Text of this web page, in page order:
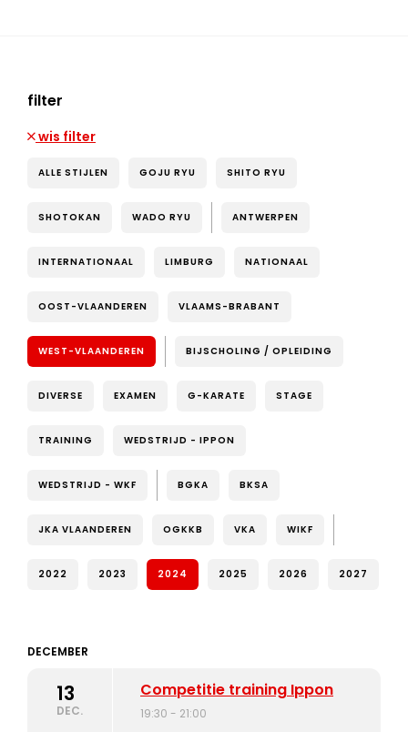
filter
wis filter
ALLE STIJLEN GOJU RYU SHITO RYU
SHOTOKAN WADO RYU ANTWERPEN
INTERNATIONAAL LIMBURG NATIONAAL
OOST-VLAANDEREN VLAAMS-BRABANT
WEST-VLAANDEREN BIJSCHOLING / OPLEIDING
DIVERSE EXAMEN G-KARATE STAGE
TRAINING WEDSTRIJD - IPPON
WEDSTRIJD - WKF BGKA BKSA
JKA VLAANDEREN OGKKB VKA WIKF
2022 2023 2024 2025 2026 2027
DECEMBER
13
DEC.
Competitie training Ippon
19:30 - 21:00